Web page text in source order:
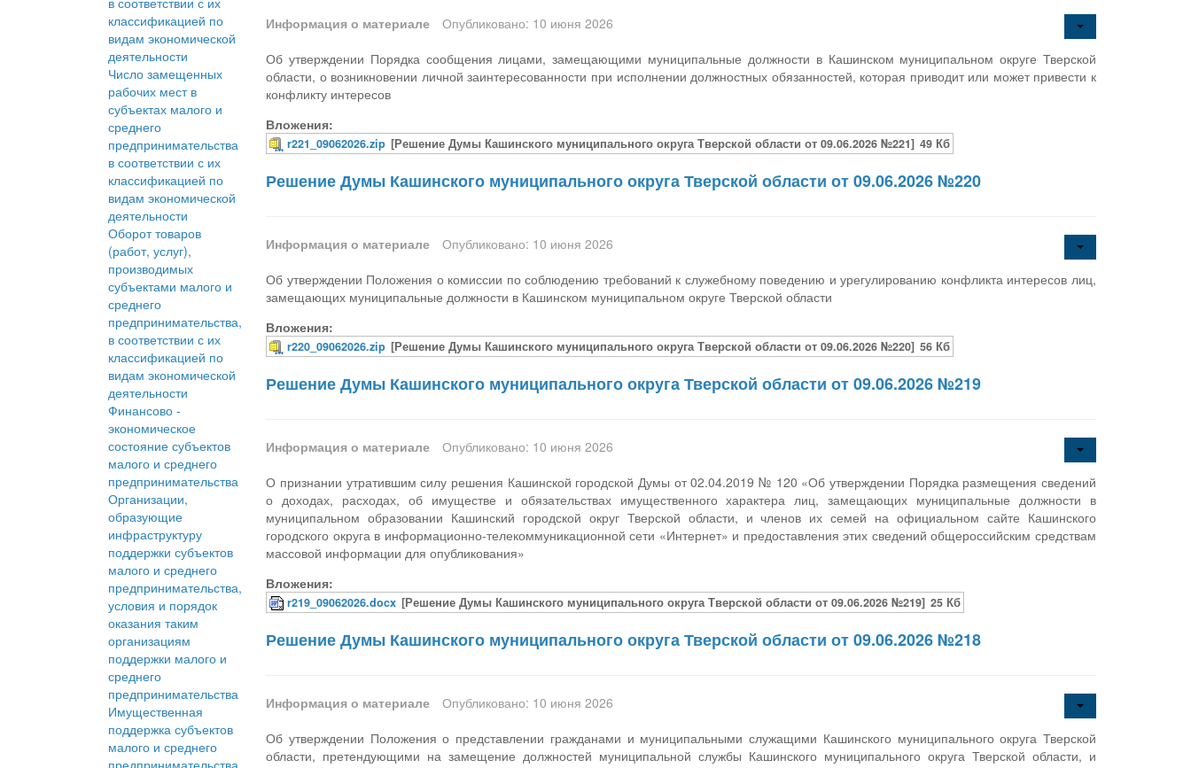
классификацией по
видам экономической
деятельности
Число замещенных
рабочих мест в
субъектах малого и
среднего
предпринимательства
в соответствии с их
классификацией по
видам экономической
деятельности
Оборот товаров
(работ, услуг),
производимых
субъектами малого и
среднего
предпринимательства,
в соответствии с их
классификацией по
видам экономической
деятельности
Финансово -
экономическое
состояние субъектов
малого и среднего
предпринимательства
Организации,
образующие
инфраструктуру
поддержки субъектов
малого и среднего
предпринимательства,
условия и порядок
оказания таким
организациям
поддержки малого и
среднего
предпринимательства
Имущественная
поддержка субъектов
малого и среднего
Информация о материале
Опубликовано: 10 июня 2026
Об утверждении Порядка сообщения лицами, замещающими муниципальные должности в Кашинском муниципальном округе Тверской
области, о возникновении личной заинтересованности при исполнении должностных обязанностей, которая приводит или может привести к
конфликту интересов
Вложения:
r221_09062026.zip [Решение Думы Кашинского муниципального округа Тверской области от 09.06.2026 №221] 49 Кб
Решение Думы Кашинского муниципального округа Тверской области от 09.06.2026 №220
Информация о материале
Опубликовано: 10 июня 2026
Об утверждении Положения о комиссии по соблюдению требований к служебному поведению и урегулированию конфликта интересов лиц,
замещающих муниципальные должности в Кашинском муниципальном округе Тверской области
Вложения:
r220_09062026.zip [Решение Думы Кашинского муниципального округа Тверской области от 09.06.2026 №220] 56 Кб
Решение Думы Кашинского муниципального округа Тверской области от 09.06.2026 №219
Информация о материале
Опубликовано: 10 июня 2026
О признании утратившим силу решения Кашинской городской Думы от 02.04.2019 № 120 «Об утверждении Порядка размещения сведений
о доходах, расходах, об имуществе и обязательствах имущественного характера лиц, замещающих муниципальные должности в
муниципальном образовании Кашинский городской округ Тверской области, и членов их семей на официальном сайте Кашинского
городского округа в информационно-телекоммуникационной сети «Интернет» и предоставления этих сведений общероссийским средствам
массовой информации для опубликования»
Вложения:
r219_09062026.docx [Решение Думы Кашинского муниципального округа Тверской области от 09.06.2026 №219] 25 Кб
Решение Думы Кашинского муниципального округа Тверской области от 09.06.2026 №218
Информация о материале
Опубликовано: 10 июня 2026
Об утверждении Положения о представлении гражданами и муниципальными служащими Кашинского муниципального округа Тверской
области, претендующими на замещение должностей муниципальной службы Кашинского муниципального округа Тверской области, и